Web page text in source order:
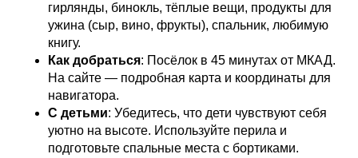
гирлянды, бинокль, тёплые вещи, продукты для
ужина (сыр, вино, фрукты), спальник, любимую
книгу.
Как добраться: Посёлок в 45 минутах от МКАД.
На сайте — подробная карта и координаты для
навигатора.
С детьми: Убедитесь, что дети чувствуют себя
уютно на высоте. Используйте перила и
подготовьте спальные места с бортиками.